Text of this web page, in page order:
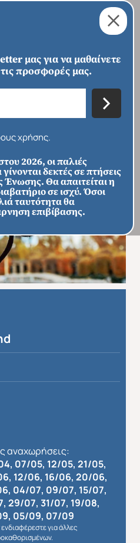
μας για να μαθαίνετε
προσφορές μας.
χρήσης.
2026, οι παλιές
δεκτές σε πτήσεις
Ένωσης. Θα απαιτείται η
σε ισχύ. Όσοι
ταυτότητα θα
επιβίβασης.
› ΕΥΡΏΠΗ › ΓΑΛΛΊΑ
αναχωρήσεις:
07/05, 12/05, 21/05,
12/06, 16/06, 20/06,
04/07, 09/07, 15/07,
29/07, 31/07, 19/08,
05/09, 07/09
για άλλες